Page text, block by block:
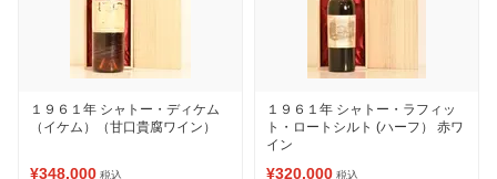
１９６１年 シャトー・ディケム
（イケム）（甘口貴腐ワイン）
¥348,000 税込
１９６１年 シャトー・ラフィッ
ト・ロートシルト (ハーフ） 赤ワ
イン
¥320,000 税込